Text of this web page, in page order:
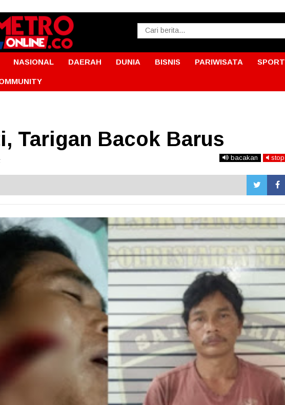
NASIONAL DAERAH DUNIA BISNIS PARIWISATA SPORT
Tarigan Bacok Barus
bacakan stop